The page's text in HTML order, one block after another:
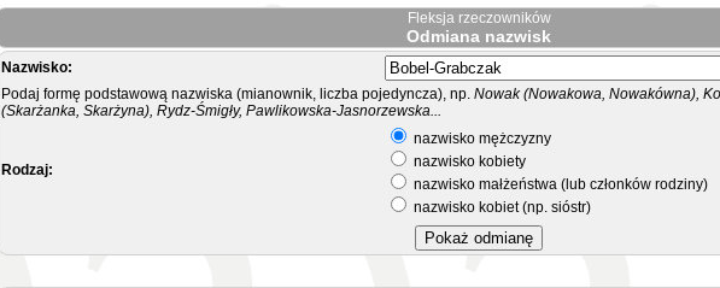
Fleksja rzeczowników
Odmiana nazwisk
Nazwisko:
Podaj formę podstawową nazwiska (mianownik, liczba pojedyncza), np. Nowak (Nowakowa, Nowakówna),
(Skarżanka, Skarżyna), Rydz-Śmigły, Pawlikowska-Jasnorzewska...
Rodzaj:
nazwisko mężczyzny
nazwisko kobiety
nazwisko małżeństwa (lub członków rodziny)
nazwisko kobiet (np. sióstr)